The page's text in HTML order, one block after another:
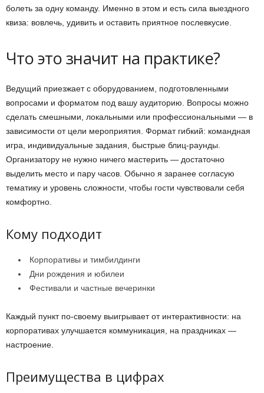
болеть за одну команду. Именно в этом и есть сила выездного
квиза: вовлечь, удивить и оставить приятное послевкусие.
Что это значит на практике?
Ведущий приезжает с оборудованием, подготовленными
вопросами и форматом под вашу аудиторию. Вопросы можно
сделать смешными, локальными или профессиональными — в
зависимости от цели мероприятия. Формат гибкий: командная
игра, индивидуальные задания, быстрые блиц-раунды.
Организатору не нужно ничего мастерить — достаточно
выделить место и пару часов. Обычно я заранее согласую
тематику и уровень сложности, чтобы гости чувствовали себя
комфортно.
Кому подходит
Корпоративы и тимбилдинги
Дни рождения и юбилеи
Фестивали и частные вечеринки
Каждый пункт по-своему выигрывает от интерактивности: на
корпоративах улучшается коммуникация, на праздниках —
настроение.
Преимущества в цифрах